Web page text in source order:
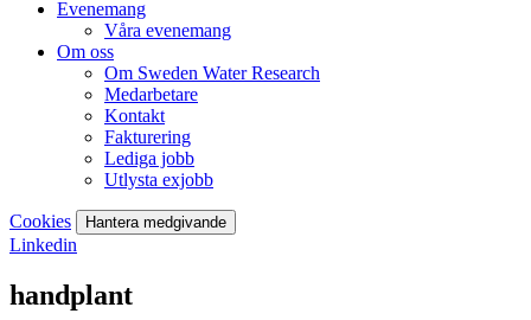
Evenemang
Våra evenemang
Om oss
Om Sweden Water Research
Medarbetare
Kontakt
Fakturering
Lediga jobb
Utlysta exjobb
Cookies Hantera medgivande
Linkedin
handplant